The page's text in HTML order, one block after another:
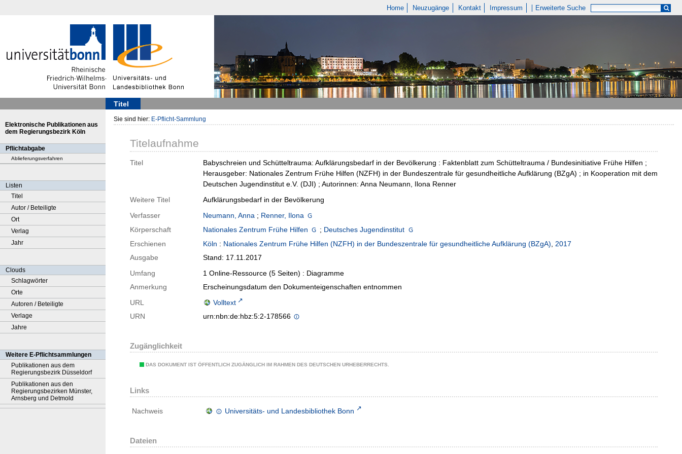
Home Neuzugänge Kontakt Impressum Erweiterte Suche
Titel
Elektronische Publikationen aus
dem Regierungsbezirk Köln
Pflichtabgabe
Ablieferungsverfahren
Listen
Titel
Autor / Beteiligte
Ort
Verlag
Jahr
Clouds
Schlagwörter
Orte
Autoren / Beteiligte
Verlage
Jahre
Weitere E-Pflichtsammlungen
Publikationen aus dem
Regierungsbezirk Düsseldorf
Publikationen aus den
Regierungsbezirken Münster,
Arnsberg und Detmold
Sie sind hier: E-Pflicht-Sammlung
Titelaufnahme
Titel
Babyschreien und Schütteltrauma: Aufklärungsbedarf in der Bevölkerung : Faktenblatt zum Schütteltrauma / Bundesinitiative Frühe Hilfen ;
Herausgeber: Nationales Zentrum Frühe Hilfen (NZFH) in der Bundeszentrale für gesundheitliche Aufklärung (BZgA) ; in Kooperation mit dem
Deutschen Jugendinstitut e.V. (DJI) ; Autorinnen: Anna Neumann, Ilona Renner
Weitere Titel
Aufklärungsbedarf in der Bevölkerung
Verfasser
Neumann, Anna ; Renner, Ilona
Körperschaft
Nationales Zentrum Frühe Hilfen ; Deutsches Jugendinstitut
Erschienen
Köln : Nationales Zentrum Frühe Hilfen (NZFH) in der Bundeszentrale für gesundheitliche Aufklärung (BZgA), 2017
Ausgabe
Stand: 17.11.2017
Umfang
1 Online-Ressource (5 Seiten) : Diagramme
Anmerkung
Erscheinungsdatum den Dokumenteigenschaften entnommen
URL
Volltext
URN
urn:nbn:de:hbz:5:2-178566
Zugänglichkeit
DAS DOKUMENT IST ÖFFENTLICH ZUGÄNGLICH IM RAHMEN DES DEUTSCHEN URHEBERRECHTS.
Links
Nachweis Universitäts- und Landesbibliothek Bonn
Dateien